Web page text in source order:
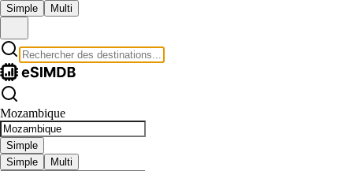
Simple Multi
Mozambique
Simple
Simple
Multi